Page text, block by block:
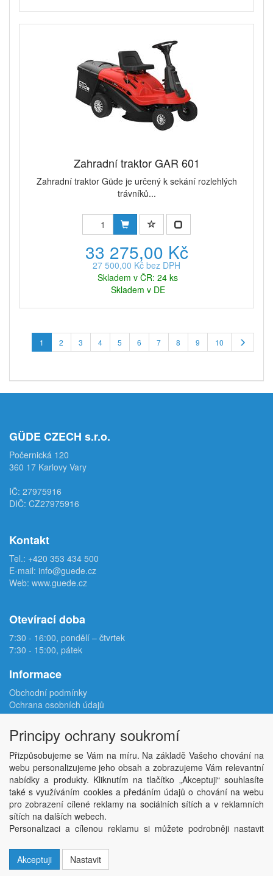
Zahradní traktor GAR 601
Zahradní traktor Güde je určený k sekání rozlehlých
trávníků...
33 275,00 Kč
27 500,00 Kč bez DPH
Skladem v ČR: 24 ks
Skladem v DE
1 2 3 4 5 6 7 8 9 10
GÜDE CZECH s.r.o.
Počernická 120
360 17 Karlovy Vary
IČ: 27975916
DIČ: CZ27975916
Kontakt
Tel.: +420 353 434 500
E-mail: info@guede.cz
Web: www.guede.cz
Otevírací doba
7:30 - 16:00, pondělí – čtvrtek
7:30 - 15:00, pátek
Informace
Obchodní podmínky
Ochrana osobních údajů
Reklamační protokol
Odstoupení od smlouvy
Podmínky užití e-shopu
Doprava
Velkoobchod
Kontakt
Nastavení soukromí
Copyright © ABRA Software a.s. 2026,
Principy ochrany soukromí
Přizpůsobujeme se Vám na míru. Na základě Vašeho chování na
webu personalizujeme jeho obsah a zobrazujeme Vám relevantní
nabídky a produkty. Kliknutím na tlačítko „Akceptuji“ souhlasíte
také s využíváním cookies a předáním údajů o chování na webu
pro zobrazení cílené reklamy na sociálních sítích a v reklamních
sítích na dalších webech.
Personalizaci a cílenou reklamu si můžete podrobněji nastavit
Akceptuji
Nastavit